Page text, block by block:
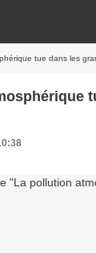
tue dans les